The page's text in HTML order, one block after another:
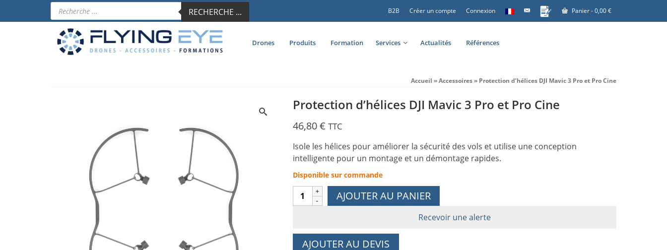
B2B Créer un compte Connexion Panier-0,00€
Recherche
de
produits
RECHERCHE ...
Drones Produits Formation Services Actualités Références
Accueil »Accessoires» Protection d’hélices DJI Mavic 3 Pro et Pro Cine
Protection d’hélices DJI Mavic 3 Pro et Pro Cine
46,80€ TTC
Isole les hélices pour améliorer la sécurité des vols et utilise une conception
intelligente pour un montage et un démontage rapides.
Disponible sur commande
quantité
de
AJOUTER AU PANIER
Recevoir une alerte
AJOUTER AU DEVIS